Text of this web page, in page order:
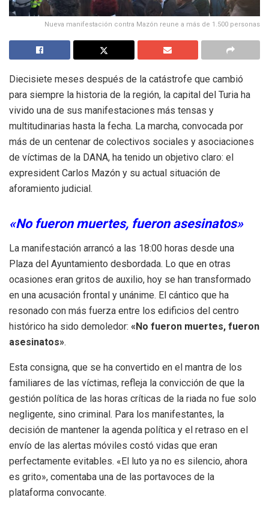
Nueva manifestación contra Mazón reune a más de 1.500 personas
Diecisiete meses después de la catástrofe que cambió
para siempre la historia de la región, la capital del Turia ha
vivido una de sus manifestaciones más tensas y
multitudinarias hasta la fecha. La marcha, convocada por
más de un centenar de colectivos sociales y asociaciones
de víctimas de la DANA, ha tenido un objetivo claro: el
expresident Carlos Mazón y su actual situación de
aforamiento judicial.
«No fueron muertes, fueron asesinatos»
La manifestación arrancó a las 18:00 horas desde una
Plaza del Ayuntamiento desbordada. Lo que en otras
ocasiones eran gritos de auxilio, hoy se han transformado
en una acusación frontal y unánime. El cántico que ha
resonado con más fuerza entre los edificios del centro
histórico ha sido demoledor: «No fueron muertes, fueron
asesinatos».
Esta consigna, que se ha convertido en el mantra de los
familiares de las víctimas, refleja la convicción de que la
gestión política de las horas críticas de la riada no fue solo
negligente, sino criminal. Para los manifestantes, la
decisión de mantener la agenda política y el retraso en el
envío de las alertas móviles costó vidas que eran
perfectamente evitables. «El luto ya no es silencio, ahora
es grito», comentaba una de las portavoces de la
plataforma convocante.